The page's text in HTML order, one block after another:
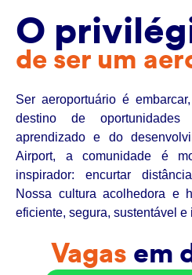
O
de ser um
Ser aeroportuário é
destino de
aprendizado e do
Airport, a comunidade é
inspirador: encurtar
Nossa cultura acolhedora e
eficiente, segura, sustentável e
Vagas em